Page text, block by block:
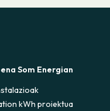
Som Energian
kWh proiektua